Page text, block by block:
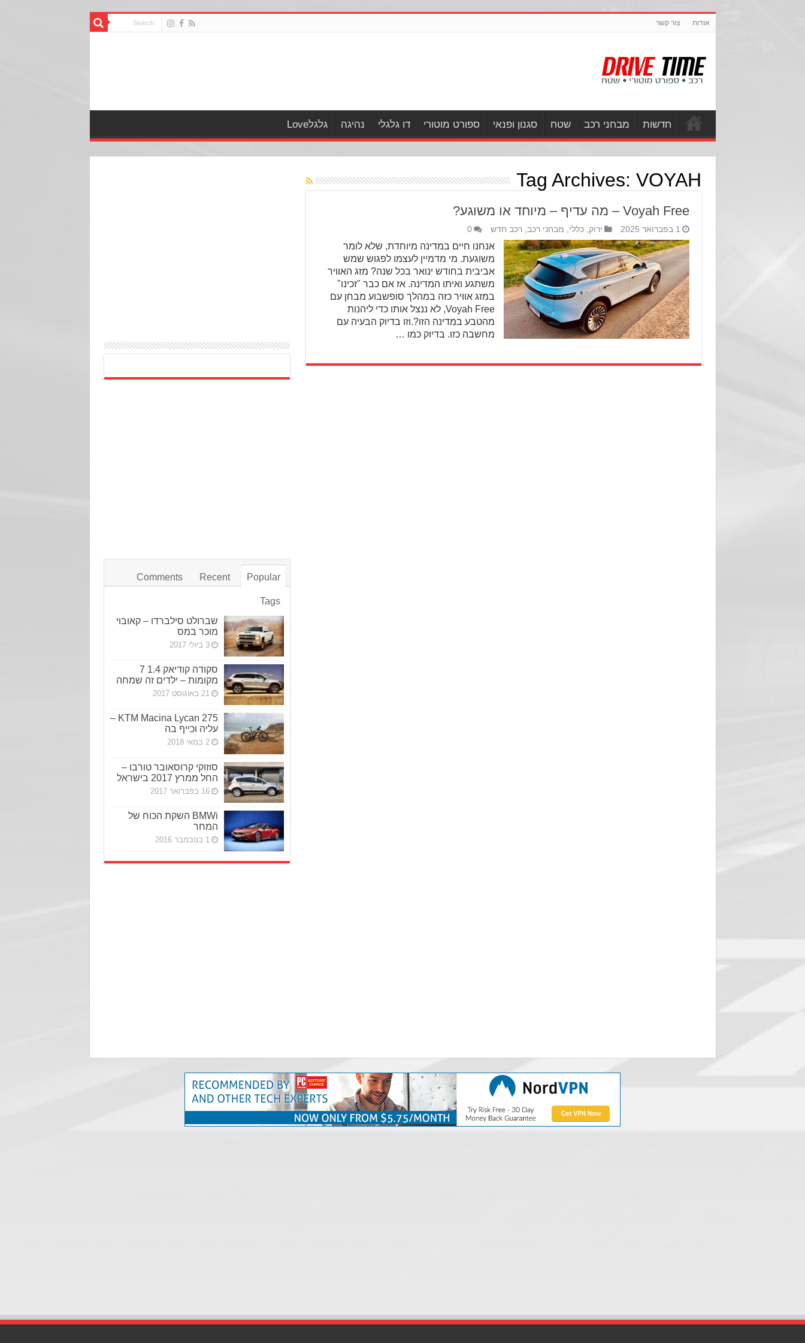
אודות צור קשר
חדשות מבחני רכב שטח סגנון ופנאי ספורט מוטורי דו גלגלי נהיגה גלגלLove
Tag Archives: VOYAH
Voyah Free – מה עדיף – מיוחד או משוגע?
1 בפברואר 2025 ירוק,כללי, מבחני רכב,רכב חדש 0
אנחנו חיים במדינה מיוחדת, שלא לומר
משוגעת. מי מדמיין לעצמו לפגוש שמש
אביבית בחודש ינואר בכל שנה? מזג האוויר
משתגע ואיתו המדינה. אז אם כבר "זכינו"
במזג אוויר כזה במהלך סופשבוע מבחן עם
Voyah Free, לא ננצל אותו כדי ליהנות
מהטבע במדינה הזו?.וזו בדיוק הבעיה עם
מחשבה כזו. בדיוק כמו …
Popular
Recent
Comments
Tags
שברולט סילברדו – קאובוי
מוכר במס
3 ביולי 2017
סקודה קודיאק 1.4 7
מקומות – ילדים זה שמחה
21 באוגוסט 2017
KTM Macina Lycan 275 –
עליה וכייף בה
2 במאי 2018
סוזוקי קרוסאובר טורבו –
החל ממרץ 2017 בישראל
16 בפברואר 2017
BMWi השקת הכוח של
המחר
1 בנובמבר 2016